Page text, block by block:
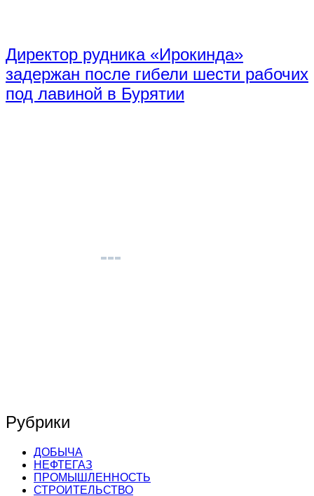
Директор рудника «Ирокинда»
задержан после гибели шести рабочих
под лавиной в Бурятии
Рубрики
ДОБЫЧА
НЕФТЕГАЗ
ПРОМЫШЛЕННОСТЬ
СТРОИТЕЛЬСТВО